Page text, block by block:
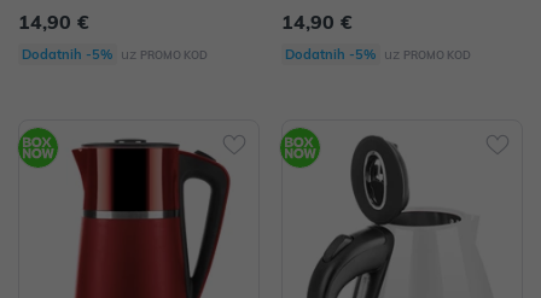
14,90 €
Dodatnih -5% uz PROMO KOD
14,90 €
Dodatnih -5% uz PROMO KOD